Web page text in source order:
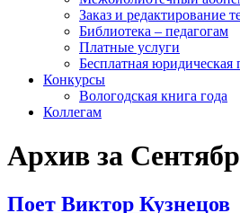
Заказ и редактирование
Библиотека – педагогам
Платные услуги
Бесплатная
Конкурсы
Вологодская книга года
Коллегам
Архив за
Поет Виктор Кузнецов